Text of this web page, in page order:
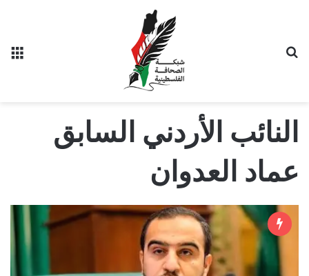
النائب الأردني السابق
عماد العدوان